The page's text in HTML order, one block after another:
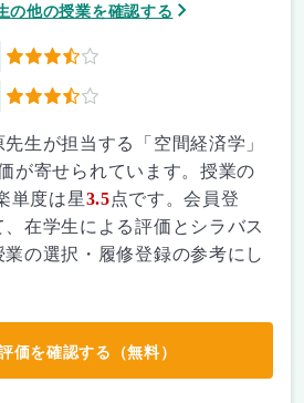
の他の授業を確認する
3.5
3.5
先生が担当する「空間経済学」
が寄せられています。授業の
単度は星3.5点です。会員登
在学生による評価とシラバス
の選択・履修登録の参考にし
価を確認する（無料）